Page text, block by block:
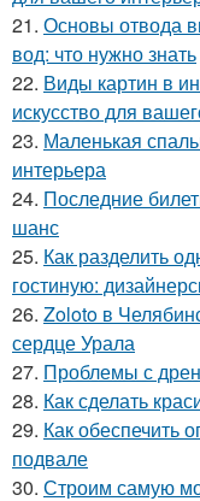
21. Основы отвода
вод: что нужно знать
22. Виды картин в
искусство для
23. Маленькая
интерьера
24. Последние
шанс
25. Как разделить
гостиную:
26. Zoloto в
сердце Урала
27. Проблемы с
28. Как сделать
29. Как обеспечить
подвале
30. Строим самую